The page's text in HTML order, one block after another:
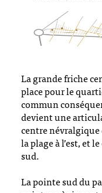
La grande friche
place pour le
commun
devient une
centre
la plage à l’est, et
sud.
La pointe sud du